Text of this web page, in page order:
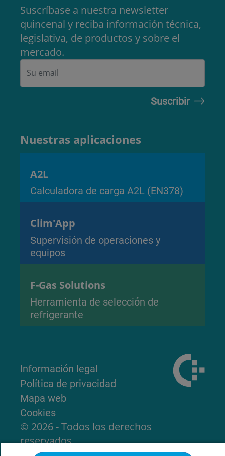
Suscríbase a nuestra newsletter
quincenal y reciba información técnica,
legislativa, de productos y sobre el
mercado.
Nuestras aplicaciones
A2L
Calculadora de carga A2L (EN378)
Clim'App
Supervisión de operaciones y
equipos
F-Gas Solutions
Herramienta de selección de
refrigerante
Información legal
Política de privacidad
Mapa web
Cookies
© 2026 - Todos los derechos
reservados